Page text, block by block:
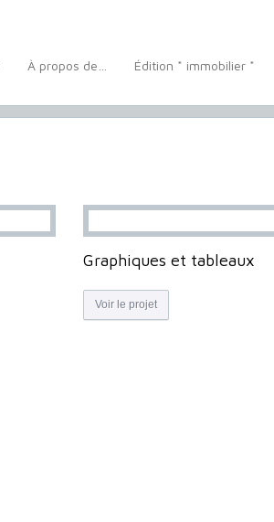
À propos de… Édition * immobilier *
Graphiques et tableaux
Voir le projet